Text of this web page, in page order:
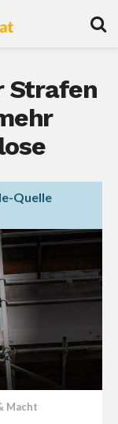
Strafen
Quelle
Macht